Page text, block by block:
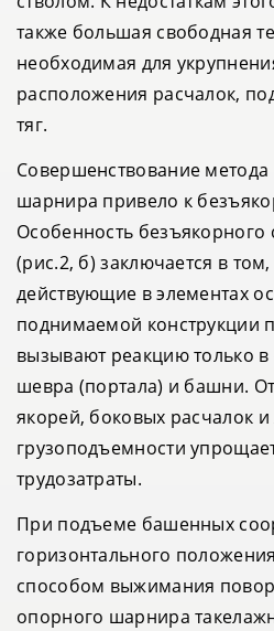
также большая свободная
необходимая для
расположения расчалок,
тяг.
Совершенствование метода
шарнира привело к
Особенность
(рис.2, б) заключается в
действующие в элементах
поднимаемой конструкции
вызывают реакцию только
шевра (портала) и башни.
якорей, боковых расчалок
грузоподъемности
трудозатраты.
При подъеме башенных
горизонтального
способом выжимания
опорного шарнира